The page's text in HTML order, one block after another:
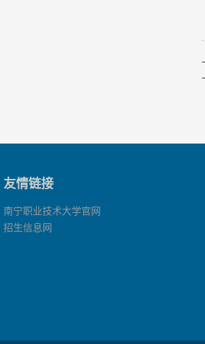
友情链接
南宁职业技术大学官网
招生信息网